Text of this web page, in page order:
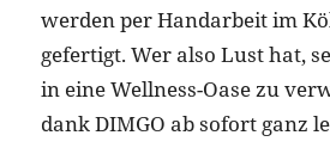
werden per Handarbeit im
gefertigt. Wer also Lust hat,
in eine Wellness-Oase zu
dank DIMGO ab sofort ganz